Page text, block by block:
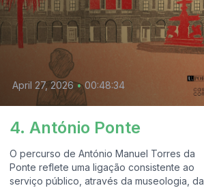
April 27, 2026 • 00:48:34
4. António Ponte
O percurso de António Manuel Torres da
Ponte reflete uma ligação consistente ao
serviço público, através da museologia, da